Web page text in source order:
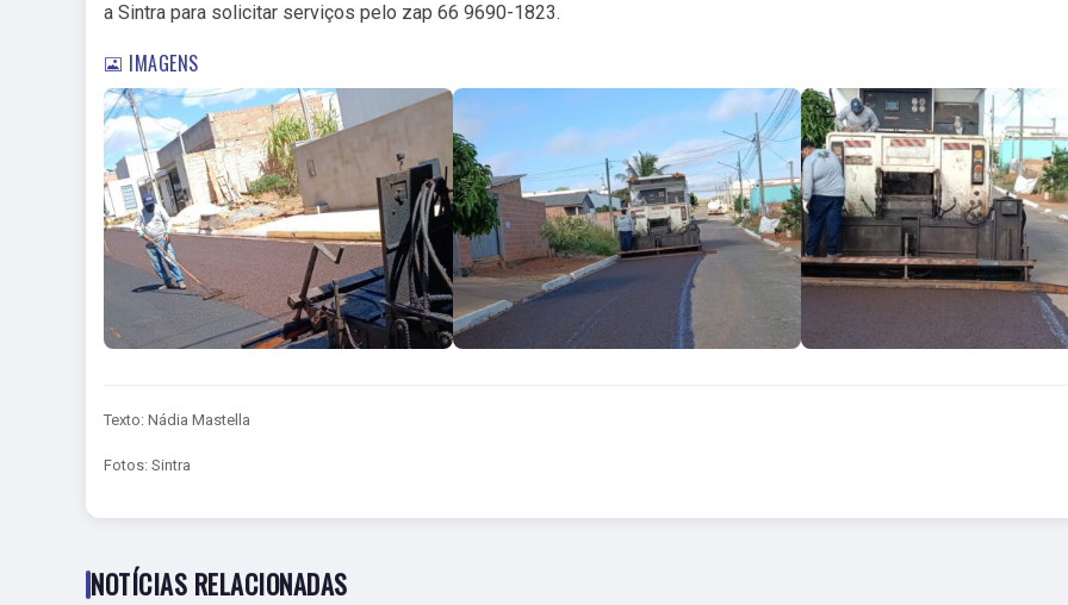
a Sintra para solicitar serviços pelo zap 66 9690-1823.
IMAGENS
Texto: Nádia Mastella
Fotos: Sintra
NOTÍCIAS RELACIONADAS